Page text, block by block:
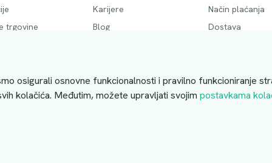
trgovine
Karijere
Blog
Način plaćanja
Dostava
osigurali osnovne funkcionalnosti i pravilno funkcioniranje
kolačića. Međutim, možete upravljati svojim postavkama